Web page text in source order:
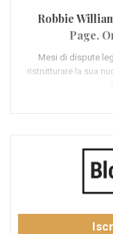
Robbie
Page.
Mesi di dispute
ristrutturare la sua